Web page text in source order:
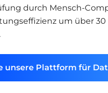
durch Mensch-
um über
unsere Plattform für